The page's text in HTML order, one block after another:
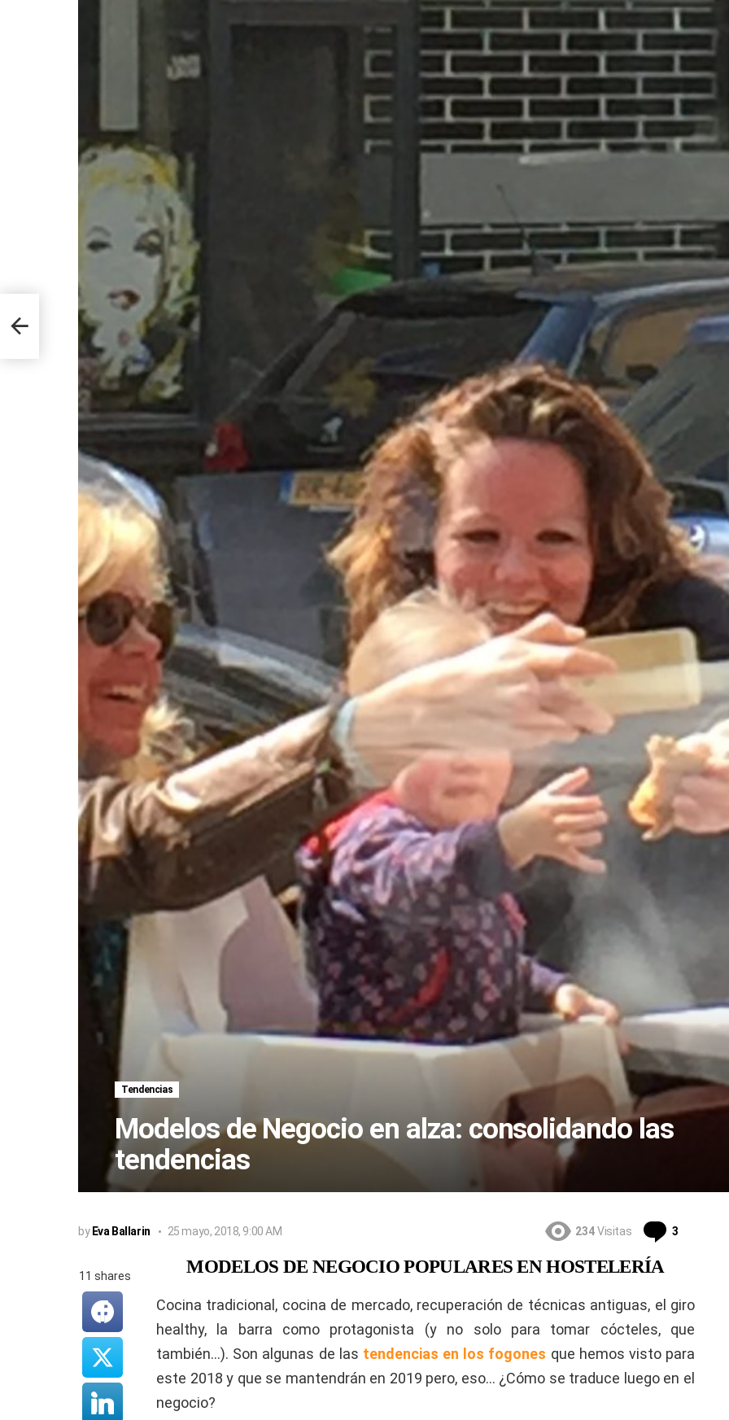
Tendencias
Modelos de Negocio en alza: consolidando las
tendencias
by Eva Ballarin 25 mayo, 2018, 9:00 AM 234 Visitas 3
MODELOS DE NEGOCIO POPULARES EN HOSTELERÍA
Cocina tradicional, cocina de mercado, recuperación de técnicas antiguas, el giro
healthy, la barra como protagonista (y no solo para tomar cócteles, que
también…). Son algunas de las tendencias en los fogones que hemos visto para
este 2018 y que se mantendrán en 2019 pero, eso… ¿Cómo se traduce luego en el
negocio?
11 shares